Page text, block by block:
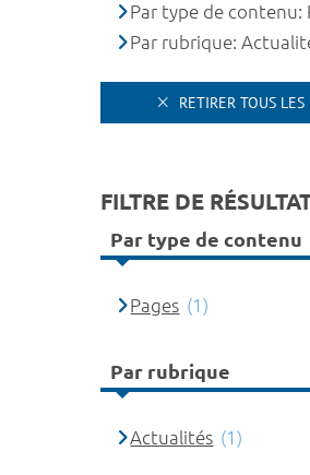
Par type de contenu:
Par rubrique:
RETIRER TOUS LES
FILTRE DE
Par type de contenu
Pages (1)
Par rubrique
Actualités (1)